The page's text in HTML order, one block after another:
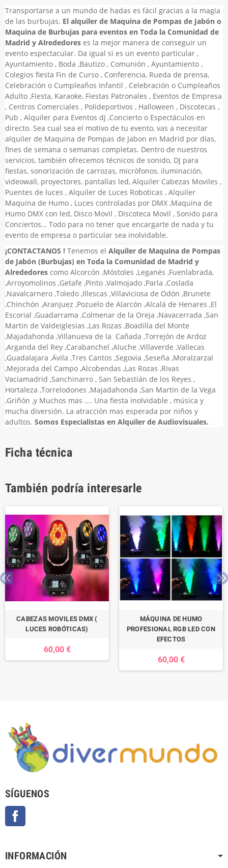
Transportarse a un mundo de hadas es fácil gracias a la magia
de las burbujas. El alquiler de Maquina de Pompas de Jabón o
Maquina de Burbujas para eventos en Toda la Comunidad de
Madrid y Alrededores es la mejor manera de conseguir un
evento espectacular. Da igual si es un evento particular ,
Ayuntamiento , Boda ,Bautizo , Comunión , Ayuntamiento ,
Colegios fiesta Fin de Curso , Conferencia, Rueda de prensa,
Celebración o Cumpleaños Infantil , Celebración o Cumpleaños
Adulto ,Fiesta, Karaoke, Fiestas Patronales , Eventos de Empresa
, Centros Comerciales , Polideportivos , Halloween , Discotecas ,
Pub , Alquiler para Eventos dj ,Concierto o Espectáculos en
directo. Sea cual sea el motivo de tu evento, vas a necesitar
alquiler de Maquina de Pompas de Jabon en Madrid por días,
fines de semana o semanas completas. Dentro de nuestros
servicios, también ofrecemos técnicos de sonido, DJ para
fiestas, sonorización de carrozas, micrófonos, iluminación,
videowall, proyectores, pantallas led, Alquiler Cabezas Moviles ,
Puentes de luces , Alquiler de Luces Roboticas , Alquiler
Maquina de Humo , Luces controladas por DMX ,Maquina de
Humo DMX con led, Disco Movil , Discoteca Movil , Sonido para
Conciertos… Todo para no tener que encargarte de nada y tu
evento de empresa o particular sea inolvidable.
¡CONTACTANOS ! Tenemos el Alquiler de Maquina de Pompas
de Jabón (Burbujas) en Toda la Comunidad de Madrid y
Alrededores como Alcorcón ,Móstoles ,Leganés ,Fuenlabrada,
,Arroyomolinos ,Getafe ,Pinto ,Valmojado ,Parla ,Coslada
,Navalcarnero ,Toledo ,Illescas ,Villaviciosa de Odón ,Brunete
,Chinchón ,Aranjuez ,Pozuelo de Alarcón ,Alcalá de Henares ,El
Escorial ,Guadarrama ,Colmenar de la Oreja ,Navacerrada ,San
Martin de Valdeiglesias ,Las Rozas ,Boadilla del Monte
,Majadahonda ,Villanueva de la Cañada ,Torrejón de Ardoz
,Arganda del Rey ,Carabanchel ,Aluche ,Villaverde ,Vallecas
,Guadalajara ,Ávila ,Tres Cantos ,Segovia ,Seseña ,Moralzarzal
,Mejorada del Campo ,Alcobendas ,Las Rozas ,Rivas
Vaciamadrid ,Sanchinarro , San Sebastián de los Reyes ,
Hortaleza ,Torrelodones ,Majadahonda ,San Martin de la Vega
,Griñón ,y Muchos mas …. Una fiesta inolvidable , música y
mucha diversión. La atracción mas esperada por niños y
adultos. Somos Especialistas en Alquiler de Audiovisuales.
Ficha técnica
También podría interesarle
CABEZAS MOVILES DMX (
LUCES ROBÓTICAS)
60,00 €
MÁQUINA DE HUMO
PROFESIONAL RGB LED CON
EFECTOS
60,00 €
SÍGUENOS
INFORMACIÓN